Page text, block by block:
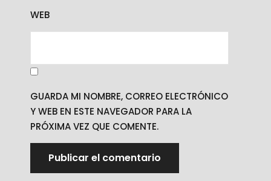
WEB
GUARDA MI NOMBRE, CORREO ELECTRÓNICO
Y WEB EN ESTE NAVEGADOR PARA LA
PRÓXIMA VEZ QUE COMENTE.